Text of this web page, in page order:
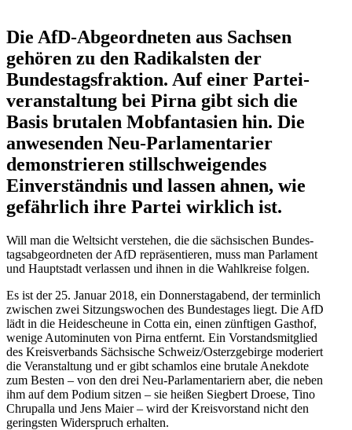
Die AfD-Abgeord­neten aus Sachsen
gehören zu den Radikalsten der
Bundes­tags­fraktion. Auf einer Partei­
ver­an­staltung bei Pirna gibt sich die
Basis brutalen Mobfan­tasien hin. Die
anwesenden Neu-Parla­men­tarier
demons­trieren still­schwei­gendes
Einver­ständnis und lassen ahnen, wie
gefährlich ihre Partei wirklich ist.
Will man die Weltsicht verstehen, die die sächsi­schen Bundes­
tags­ab­ge­ord­neten der AfD reprä­sen­tieren, muss man Parlament
und Haupt­stadt verlassen und ihnen in die Wahlkreise folgen.
Es ist der 25. Januar 2018, ein Donners­tag­abend, der terminlich
zwischen zwei Sitzungs­wochen des Bundes­tages liegt. Die AfD
lädt in die Heide­scheune in Cotta ein, einen zünftigen Gasthof,
wenige Automi­nuten von Pirna entfernt. Ein Vorstands­mit­glied
des Kreis­ver­bands Sächsische Schweiz/​Osterzgebirge moderiert
die Veran­staltung und er gibt schamlos eine brutale Anekdote
zum Besten – von den drei Neu-Parla­men­ta­riern aber, die neben
ihm auf dem Podium sitzen – sie heißen Siegbert Droese, Tino
Chrupalla und Jens Maier – wird der Kreis­vor­stand nicht den
geringsten Wider­spruch erhalten.